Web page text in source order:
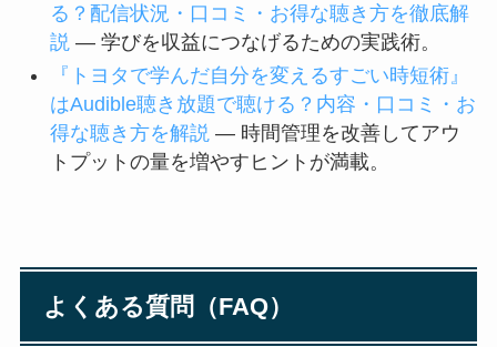
る？配信状況・口コミ・お得な聴き方を徹底解
説 — 学びを収益につなげるための実践術。
『トヨタで学んだ自分を変えるすごい時短術』
はAudible聴き放題で聴ける？内容・口コミ・お
得な聴き方を解説— 時間管理を改善してアウ
トプットの量を増やすヒントが満載。
よくある質問（FAQ）